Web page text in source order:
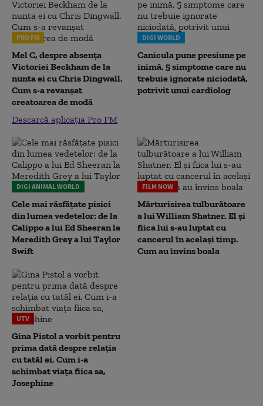
PRO FM
Mel C, despre absența
Victoriei Beckham de la
nunta ei cu Chris Dingwall.
Cum s-a revanșat
creatoarea de modă
Descarcă aplicația Pro FM
DIGI WORLD
Canicula pune presiune pe
inimă. 5 simptome care nu
trebuie ignorate niciodată,
potrivit unui cardiolog
DIGI ANIMAL WORLD
Cele mai răsfățate pisici
din lumea vedetelor: de la
Calippo a lui Ed Sheeran la
Meredith Grey a lui Taylor
Swift
FILM NOW
Mărturisirea tulburătoare
a lui William Shatner. El și
fiica lui s-au luptat cu
cancerul în același timp.
Cum au învins boala
UTV
Gina Pistol a vorbit pentru
prima dată despre relația
cu tatăl ei. Cum i-a
schimbat viața fiica sa,
Josephine